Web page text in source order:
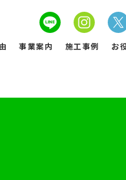
事業案内 施工事例 お